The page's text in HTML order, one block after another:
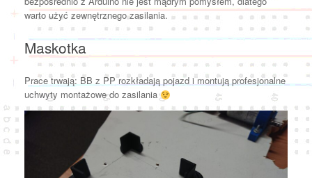
warto użyć zewnętrznego zasilania.
Maskotka
Prace trwają: BB z PP rozkładają pojazd i montują profesjonalne
uchwyty montażowe do zasilania